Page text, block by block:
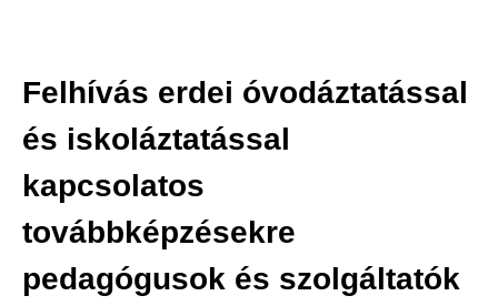
Felhívás erdei óvodáztatással
és iskoláztatással
kapcsolatos
továbbképzésekre
pedagógusok és szolgáltatók